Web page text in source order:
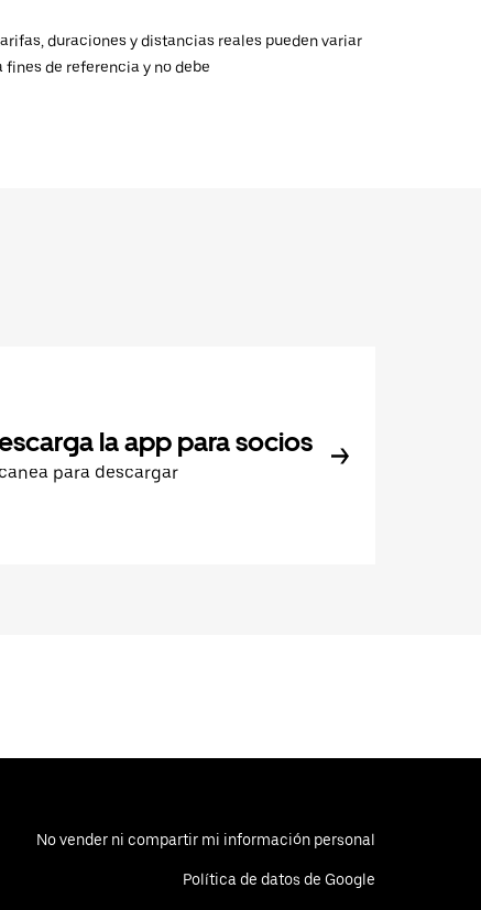
duraciones y distancias reales pueden variar
de referencia y no debe
la app para socios
para descargar
No vender ni compartir mi información personal
Política de datos de Google